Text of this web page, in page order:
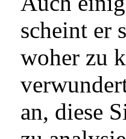
scheint er
woher zu
an, diese